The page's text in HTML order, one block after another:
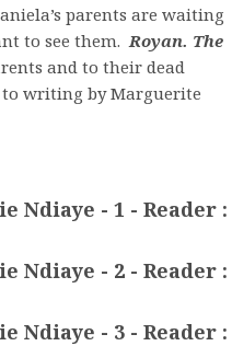
parents are waiting
to see them.Royan. The
and to their dead
to writing by Marguerite
Ndiaye - 1 - Reader :
Ndiaye - 2 - Reader :
Ndiaye - 3 - Reader :